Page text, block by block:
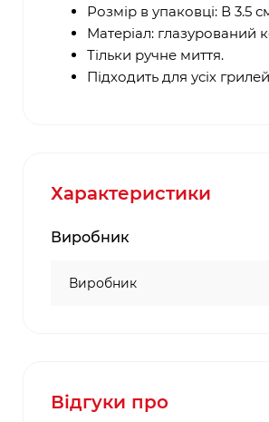
Розмір в упаковці: В 3.5
Матеріал: глазурований
Тільки ручне миття.
Підходить для усіх
Характеристики
Виробник
Виробник
Відгуки про